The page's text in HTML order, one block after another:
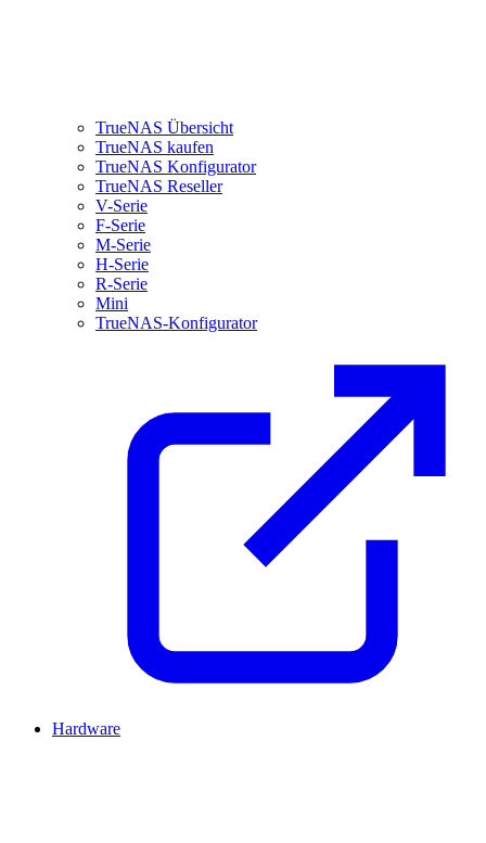
TrueNAS Übersicht
TrueNAS kaufen
TrueNAS Konfigurator
TrueNAS Reseller
V-Serie
F-Serie
M-Serie
H-Serie
R-Serie
Mini
TrueNAS-Konfigurator
Hardware